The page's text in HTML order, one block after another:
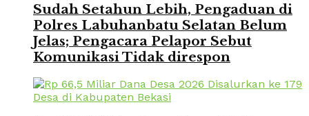
Sudah Setahun Lebih, Pengaduan di
Polres Labuhanbatu Selatan Belum
Jelas; Pengacara Pelapor Sebut
Komunikasi Tidak direspon